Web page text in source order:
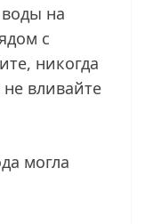
на
с
никогда
вливайте
могла